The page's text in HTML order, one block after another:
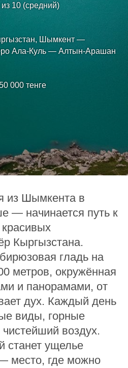
10 (средний)
Шымкент —
Ала-Куль — Алтын-Арашан
000 тенге
из Шымкента в
— начинается путь к
Кыргызстана.
гладь на
метров, окружённая
и панорамами, от
дух. Каждый день
виды, горные
воздух.
станет ущелье
место, где можно